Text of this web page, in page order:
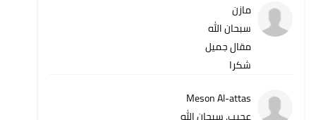
مازن
سبحان الله
مقال جميل
شكرا
Meson Al-attas